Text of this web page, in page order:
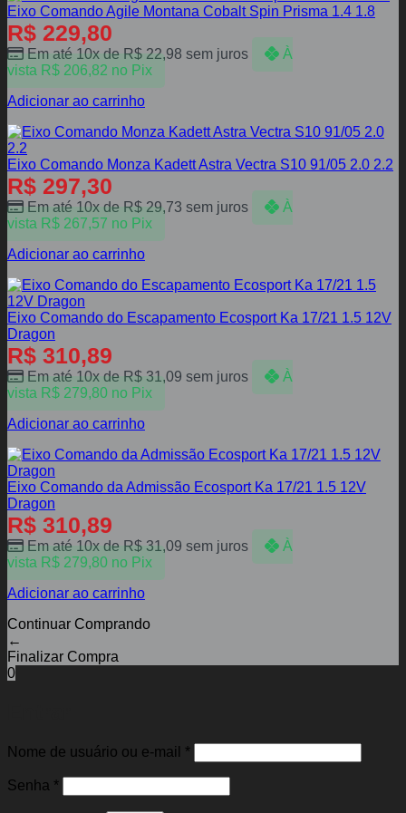
Eixo Comando Agile Montana Cobalt Spin Prisma 1.4 1.8
R$ 229,80
Em até 10x de R$ 22,98 sem juros
À
vista R$ 206,82 no Pix
Adicionar ao carrinho
Eixo Comando Monza Kadett Astra Vectra S10 91/05 2.0 2.2
R$ 297,30
Em até 10x de R$ 29,73 sem juros
À
vista R$ 267,57 no Pix
Adicionar ao carrinho
Eixo Comando do Escapamento Ecosport Ka 17/21 1.5 12V
Dragon
R$ 310,89
Em até 10x de R$ 31,09 sem juros
À
vista R$ 279,80 no Pix
Adicionar ao carrinho
Eixo Comando da Admissão Ecosport Ka 17/21 1.5 12V
Dragon
R$ 310,89
Em até 10x de R$ 31,09 sem juros
À
vista R$ 279,80 no Pix
Adicionar ao carrinho
Continuar Comprando
←
Finalizar Compra
0
Nome de usuário ou e-mail *Obrigatório
Senha *Obrigatório